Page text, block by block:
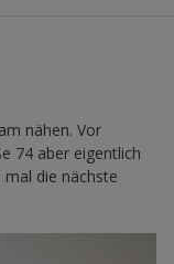
nähen. Vor
74 aber eigentlich
die nächste